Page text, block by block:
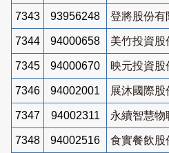
7343 93956248 登將股份有
7344 94000658 美竹投資股
7345 94000670 映元投資股
7346 94002001 展沐國際股
7347 94002311 永續智慧物
7348 94002516 食實餐飲股